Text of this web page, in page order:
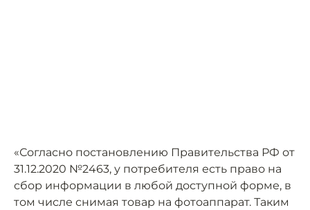
«Согласно постановлению Правительства РФ от
31.12.2020 №2463, у потребителя есть право на
сбор информации в любой доступной форме, в
том числе снимая товар на фотоаппарат. Таким